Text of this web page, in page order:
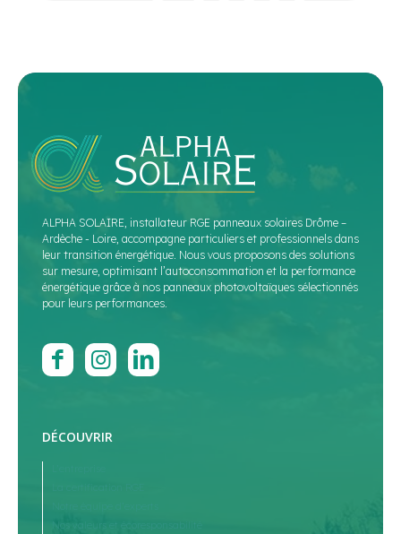
ALPHA SOLAIRE, installateur RGE panneaux solaires Drôme –
Ardèche - Loire, accompagne particuliers et professionnels dans
leur transition énergétique. Nous vous proposons des solutions
sur mesure, optimisant l’autoconsommation et la performance
énergétique grâce à nos panneaux photovoltaïques sélectionnés
pour leurs performances.
DÉCOUVRIR
Nos valeurs et écoresponsabilité